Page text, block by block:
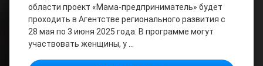
области проект «Мама-предприниматель» будет
проходить в Агентстве регионального развития с
28 мая по 3 июня 2025 года. В программе могут
участвовать женщины, у …